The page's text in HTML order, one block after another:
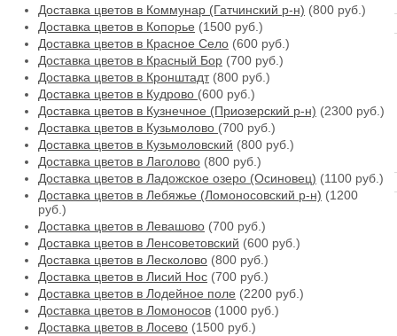
Доставка цветов в Коммунар (Гатчинский р-н) (800 руб.)
Доставка цветов в Копорье (1500 руб.)
Доставка цветов в Красное Село (600 руб.)
Доставка цветов в Красный Бор (700 руб.)
Доставка цветов в Кронштадт(800 руб.)
Доставка цветов в Кудрово (600 руб.)
Доставка цветов в Кузнечное (Приозерский р-н) (2300 руб.)
Доставка цветов в Кузьмолово (700 руб.)
Доставка цветов в Кузьмоловский (800 руб.)
Доставка цветов в Лаголово (800 руб.)
Доставка цветов в Ладожское озеро (Осиновец) (1100 руб.)
Доставка цветов в Лебяжье (Ломоносовский р-н) (1200
руб.)
Доставка цветов в Левашово (700 руб.)
Доставка цветов в Ленсоветовский (600 руб.)
Доставка цветов в Лесколово (800 руб.)
Доставка цветов в Лисий Нос (700 руб.)
Доставка цветов в Лодейное поле (2200 руб.)
Доставка цветов в Ломоносов (1000 руб.)
Доставка цветов в Лосево (1500 руб.)